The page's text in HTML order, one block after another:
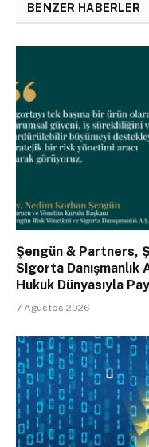
BENZER HABERLER
Şengün & Partners,
Sigorta Danışmanlık
Hukuk Dünyasıyla
7 Ağustos 2026